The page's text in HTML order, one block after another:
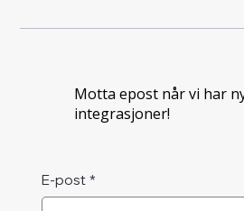
Motta epost når vi har
integrasjoner!
E-post *